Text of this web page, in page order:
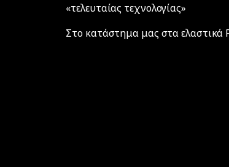
«τελευταίας τεχνολογίας»
Στο κατάστημα μας στα ελαστικά